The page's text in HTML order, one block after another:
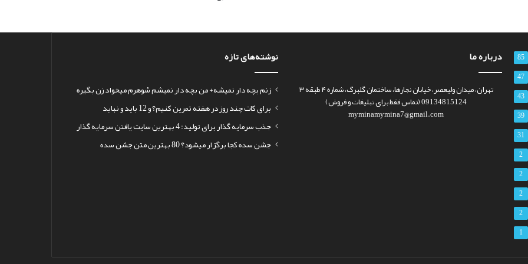
85
47
43
39
31
2
2
2
2
1
درباره ما
تهران، میدان ولیعصر، خیابان نجارها، ساختمان گلبرگ، شماره ۴ طبقه ۳
09134815124 (تماس فقط برای تبلیغات و فروش)
myminamymina7@gmail.com
نوشته‌های تازه
زنم بچه دار نمیشه+ من بچه دار نمیشم شوهرم میخواد زن بگیره
برای کات چند روز در هفته تمرین کنیم؟ و 12 باید و نباید
جذب سرمایه گذار برای تولید: 4 بهترین سایت یافتن سرمایه گذار
جشن سده کجا برگزار میشود؟ 80 بهترین متن جشن سده